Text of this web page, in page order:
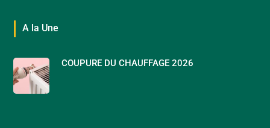
A la Une
COUPURE DU CHAUFFAGE 2026